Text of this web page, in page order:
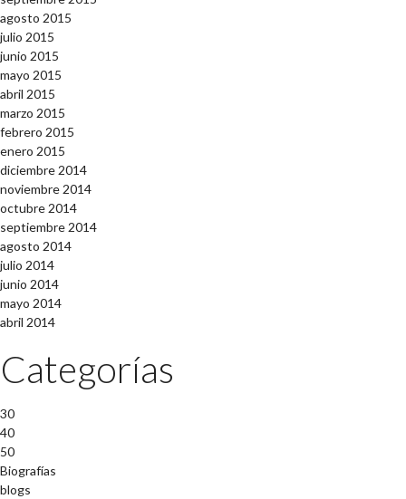
agosto 2015
julio 2015
junio 2015
mayo 2015
abril 2015
marzo 2015
febrero 2015
enero 2015
diciembre 2014
noviembre 2014
octubre 2014
septiembre 2014
agosto 2014
julio 2014
junio 2014
mayo 2014
abril 2014
Categorías
30
40
50
Biografías
blogs